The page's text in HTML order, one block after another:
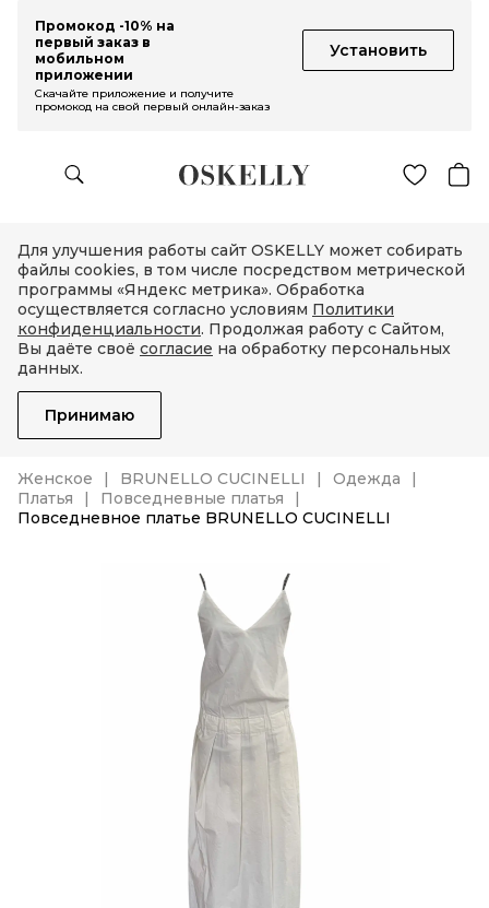
Промокод -10% на
первый заказ в
мобильном
приложении
Установить
Скачайте приложение и получите
промокод на свой первый онлайн-заказ
Для улучшения работы сайт OSKELLY может собирать
файлы cookies, в том числе посредством метрической
программы «Яндекс метрика». Обработка
осуществляется согласно условиям Политики
конфиденциальности. Продолжая работу с Сайтом,
Вы даёте своё согласие на обработку персональных
данных.
Принимаю
Женское BRUNELLO CUCINELLI
Одежда
Платья
Повседневные платья
Повседневное платье BRUNELLO CUCINELLI